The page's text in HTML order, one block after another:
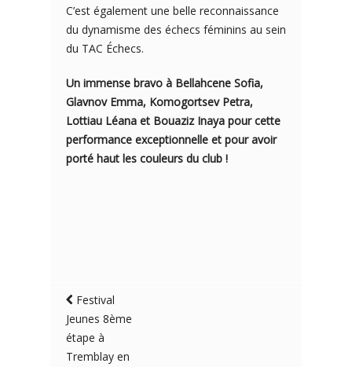
C’est également une belle reconnaissance
du dynamisme des échecs féminins au sein
du TAC Échecs.
Un immense bravo à Bellahcene Sofia,
Glavnov Emma, Komogortsev Petra,
Lottiau Léana et Bouaziz Inaya pour cette
performance exceptionnelle et pour avoir
porté haut les couleurs du club !
Festival
Jeunes 8ème
étape à
Tremblay en